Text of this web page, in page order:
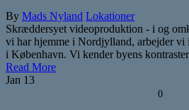
By Mads Nyland Lokationer
Skræddersyet videoproduktion - i og
vi har hjemme i Nordjylland, arbejder vi
i København. Vi kender byens
Read More
Jan 13
0